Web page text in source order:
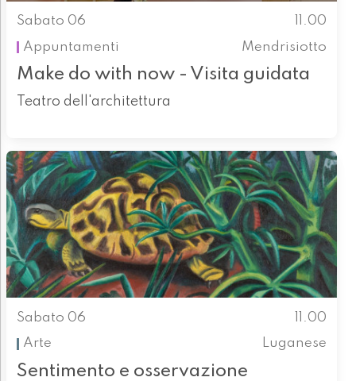
Sabato 06
11.00
Appuntamenti
Mendrisiotto
Make do with now - Visita guidata
Teatro dell'architettura
Sabato 06
11.00
Arte
Luganese
Sentimento e osservazione